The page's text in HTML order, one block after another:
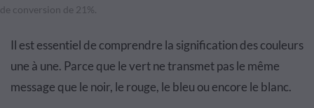
de conversion de 21%.
Il est essentiel de comprendre la signification des couleurs
une à une. Parce que le vert ne transmet pas le même
message que le noir, le rouge, le bleu ou encore le blanc.